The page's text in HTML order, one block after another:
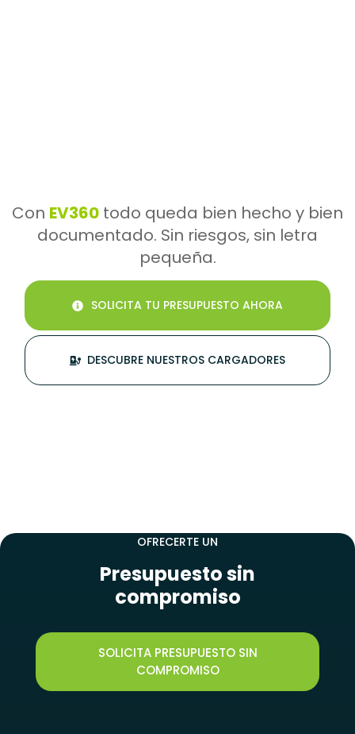
Con EV360 todo queda bien hecho y bien
documentado. Sin riesgos, sin letra
pequeña.
SOLICITA TU PRESUPUESTO AHORA
DESCUBRE NUESTROS CARGADORES
OFRECERTE UN
Presupuesto sin
compromiso
SOLICITA PRESUPUESTO SIN
COMPROMISO